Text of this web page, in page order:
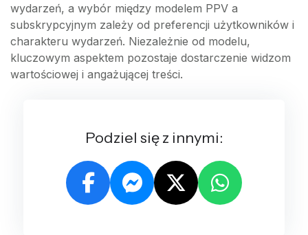
wydarzeń, a wybór między modelem PPV a
subskrypcyjnym zależy od preferencji użytkowników i
charakteru wydarzeń. Niezależnie od modelu,
kluczowym aspektem pozostaje dostarczenie widzom
wartościowej i angażującej treści.
Podziel się z innymi: